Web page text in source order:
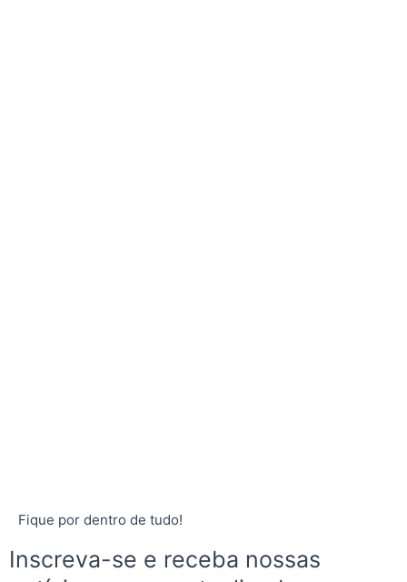
Fique por dentro de tudo!
Inscreva-se e receba nossas